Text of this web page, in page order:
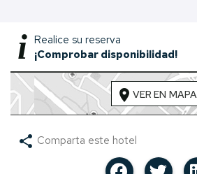
i Realice su reserva
¡Comprobar disponibilidad!
location_on VER EN MAPA
share Comparta este hotel